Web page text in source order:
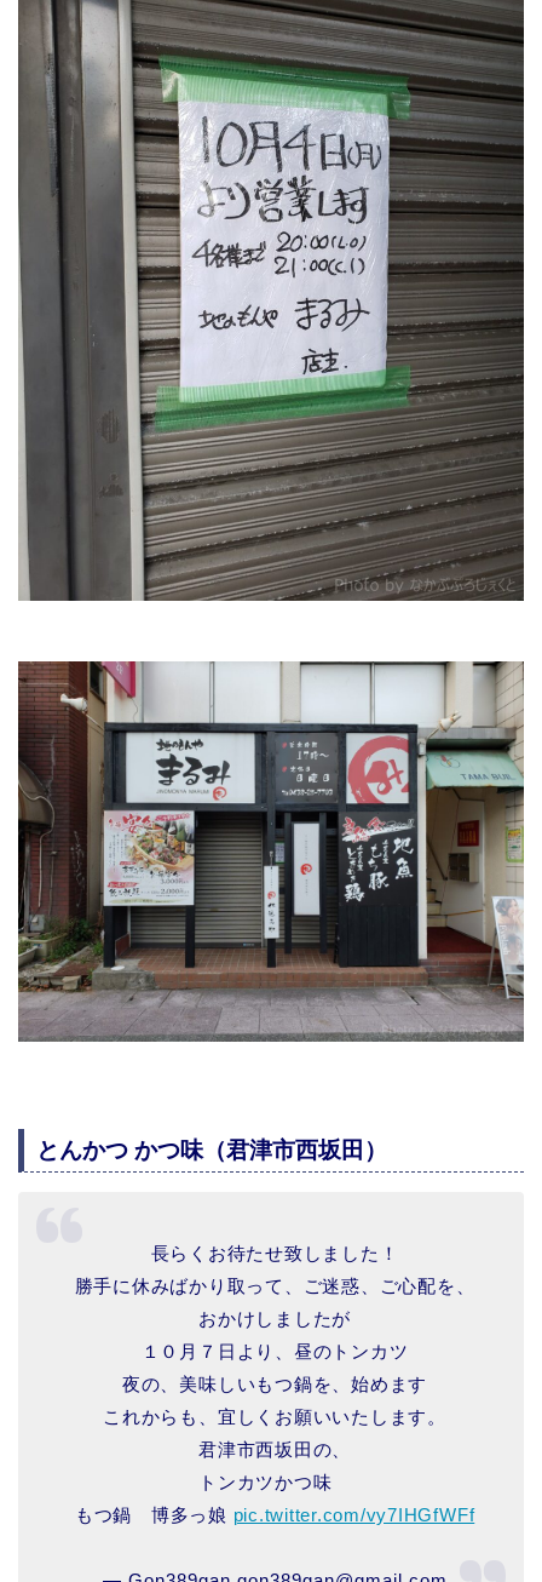
とんかつ かつ味（君津市西坂田）
長らくお待たせ致しました！
勝手に休みばかり取って、ご迷惑、ご心配を、
おかけしましたが
１０月７日より、昼のトンカツ
夜の、美味しいもつ鍋を、始めます
これからも、宜しくお願いいたします。
君津市西坂田の、
トンカツかつ味
もつ鍋 博多っ娘 pic.twitter.com/vy7IHGfWFf